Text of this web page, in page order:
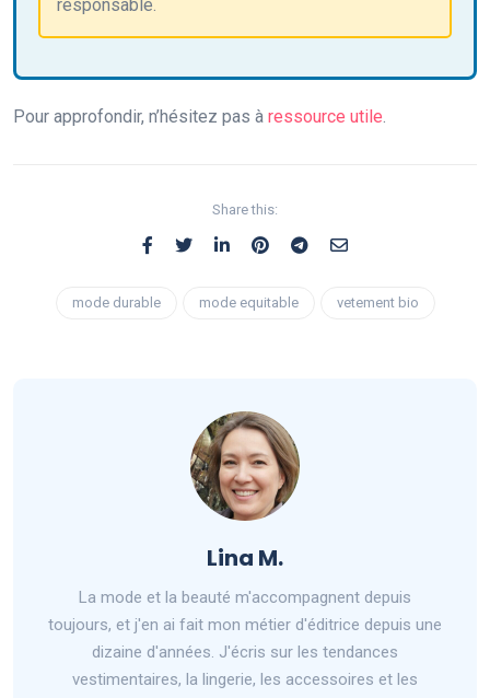
responsable.
Pour approfondir, n’hésitez pas à ressource utile
Share this:
mode durable mode equitable vetement bio
Lina M.
La mode et la beauté m'accompagnent depuis
toujours, et j'en ai fait mon métier d'éditrice depuis une
dizaine d'années. J'écris sur les tendances
vestimentaires, la lingerie, les accessoires et les